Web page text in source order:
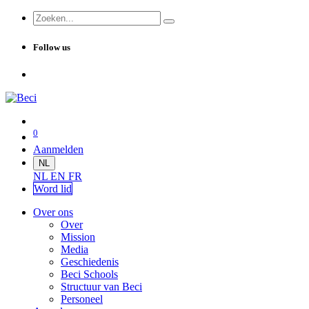
Follow us
0
Aanmelden
NL
NL EN FR
Word lid
Over ons
Over
Mission
Media
Geschiedenis
Beci Schools
Structuur van Beci
Personeel